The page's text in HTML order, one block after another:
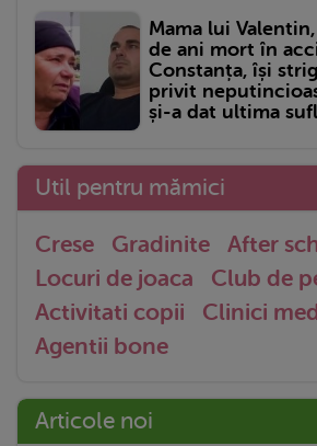
Mama lui
de ani mort în
Constanța, își
privit
și-a dat ultima
Util pentru mămici
Crese Gradinite After
Locuri de joaca
Club de
Activitati copii
Clinici
Agentii bone
Articole noi